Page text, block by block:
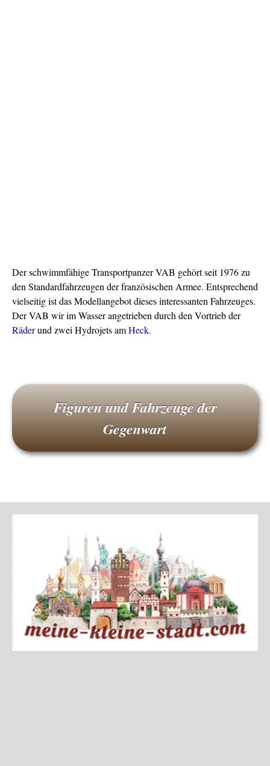
Der schwimmfähige Transportpanzer VAB gehört seit 1976 zu
den Standardfahrzeugen der französischen Armee. Entsprechend
vielseitig ist das Modellangebot dieses interessanten Fahrzeuges.
Der VAB wir im Wasser angetrieben durch den Vortrieb der
Räderund zwei Hydrojets amHeck.
Figuren und Fahrzeuge der
Gegenwart